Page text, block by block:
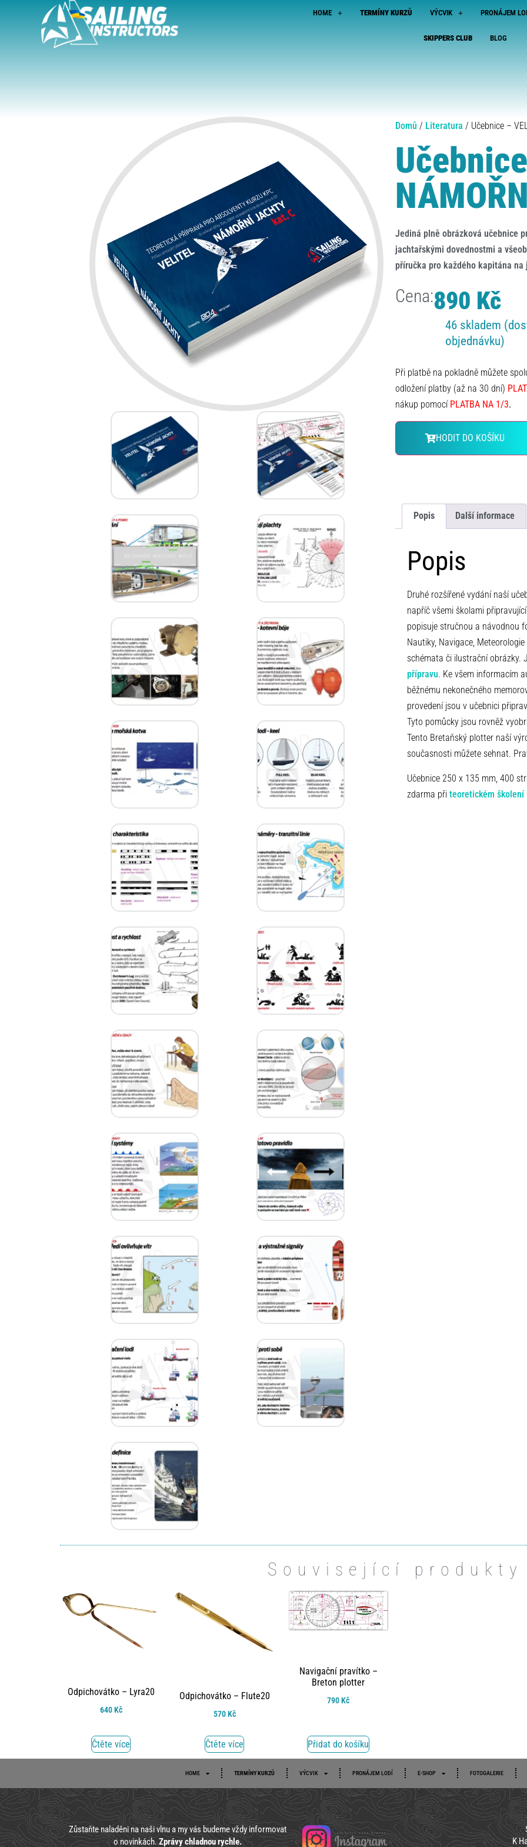
HOME TERMÍNY KURZŮ VÝCVIK PRONÁJEM
SKIPPERS CLUB BLOG
Domů / Literatura / Učebnice –
Jediná plně obrázková učebnice
jachtařskými dovednostmi a
příručka pro každého kapitána na
Cena:890 Kč
46 skladem
objednávku)
Při platbě na pokladně můžete
odložení platby (až na 30 dní)
nákup pomocí PLATBA NA 1/3.
HODIT DO KOŠÍKU
Popis Další informace
Popis
Druhé rozšířené vydání naší
napříč všemi školami
popisuje stručnou a návodnou
Nautiky, Navigace,
schémata či ilustrační
přípravu. Ke všem informacím
běžnému nekonečného
provedení jsou v učebnici
Tyto pomůcky jsou rovněž
Tento Bretaňský plotter naší
současnosti můžete sehnat.
Učebnice 250 x 135 mm, 400
zdarma při teoretickém školení
Související produkty
Odpichovátko – Lyra20
640Kč
Čtěte více
Odpichovátko – Flute20
570Kč
Čtěte více
Navigační pravítko –
Breton plotter
790Kč
Přidat do košíku
HOME TERMÍNY KURZŮ VÝCVIK PRONÁJEM LODÍ E-SHOP FOTOGALERIE
Zůstaňte naladěni na naši vlnu a my vás budeme vždy informovat
o novinkách.Zprávy chladnou rychle.
K